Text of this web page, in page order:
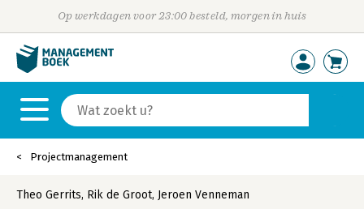
Op werkdagen voor 23:00 besteld, morgen in huis
Projectmanagement
Theo Gerrits, Rik de Groot, Jeroen Venneman